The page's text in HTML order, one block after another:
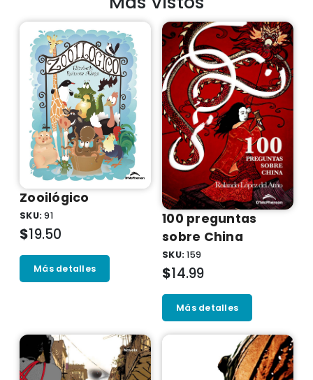
Zooilógico
SKU:91
$19.50
Más detalles
100 preguntas
sobre China
SKU:159
$14.99
Más detalles